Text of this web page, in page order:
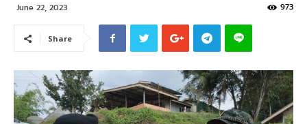
June 22, 2023 973
Share